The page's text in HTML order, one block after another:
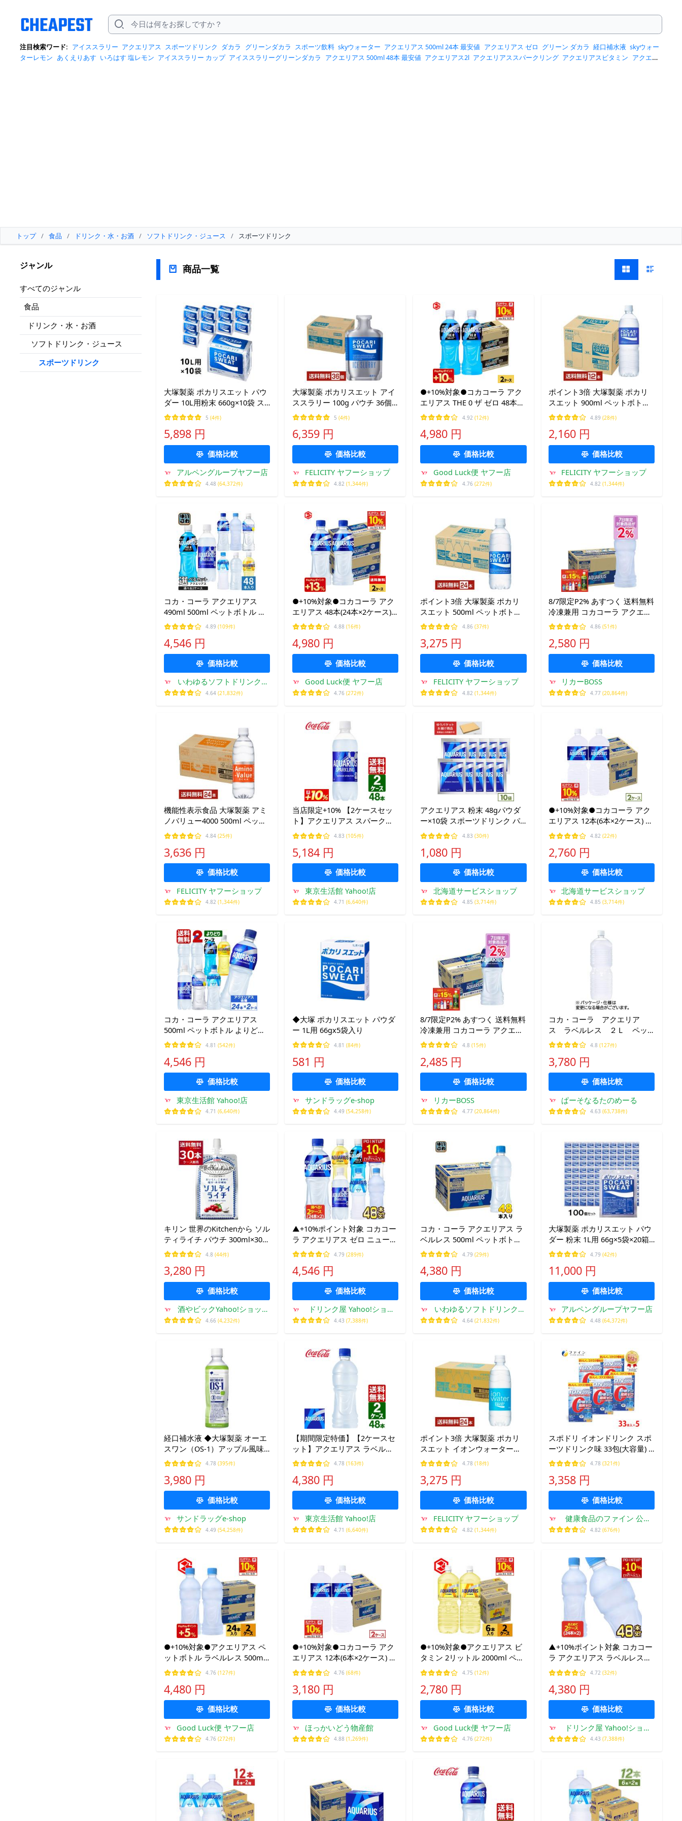
注目検索ワード: アイススラリー アクエリアス スポーツドリンク ダカラ グリーンダカラ スポーツ飲料 skyウォーター アクエリアス 500ml 24本 最安値 アクエリアス ゼロ グリーン ダカラ 経口補水液 skyウォー
ターレモン あくえりあす いろはす 塩レモン アイススラリー カップ アイススラリーグリーンダカラ アクエリアス 500ml 48本 最安値 アクエリアス2l アクエリアススパークリング アクエリアスビタミン アクエリ
トップ / 食品 / ドリンク・水・お酒 / ソフトドリンク・ジュース / スポーツドリンク
ジャンル
すべてのジャンル
食品
ドリンク・水・お酒
ソフトドリンク・ジュース
スポーツドリンク
商品一覧
大塚製薬 ポカリスエット パウ
ダー 10L用粉末 660g×10袋 ス
ポーツドリンク Otsuka
Pharmaceutical
5 (4件)
5,898 円
価格比較
アルペングループヤフー店
4.48 (64,372件)
大塚製薬 ポカリスエット アイ
ススラリー 100g パウチ 36個 1
ケース 送料無料
5 (4件)
6,359 円
価格比較
FELICITY ヤフーショップ
4.82 (1,344件)
●+10%対象●コカコーラ アク
エリアス THE 0 ザ ゼロ 48本
(24本×2ケース) 送料無料
500ml カロリーゼロ 糖類ゼロ
アミノ酸 爆買
4.92 (12件)
4,980 円
価格比較
Good Luck便 ヤフー店
4.76 (272件)
ポイント3倍 大塚製薬 ポカリ
スエット 900ml ペットボトル
12本 1ケース 送料無料
4.89 (28件)
2,160 円
価格比較
FELICITY ヤフーショップ
4.82 (1,344件)
コカ・コーラ アクエリアス
490ml 500ml ペットボトル 選
べる 48本 (24本×2) よりどり 栄
養機能食品 熱中症対策飲料
ザ・ゼロ カロリーゼロ ビタミ
ン
4.89 (109件)
4,546 円
価格比較
いわゆるソフトドリンクの
お店
4.64 (21,832件)
●+10%対象●コカコーラ アク
エリアス 48本(24本×2ケース)
送料無料 500ml スポーツドリ
ンク 水分補給 熱中症対策 クエ
ン酸 ミネラル 爆買
4.88 (16件)
4,980 円
価格比較
Good Luck便 ヤフー店
4.76 (272件)
ポイント3倍 大塚製薬 ポカリ
スエット 500ml ペットボトル
24本 1ケース 送料無料
4.86 (37件)
3,275 円
価格比較
FELICITY ヤフーショップ
4.82 (1,344件)
8/7限定P2% あすつく 送料無料
冷凍兼用 コカコーラ アクエリ
アス ラベルレス ペットボトル
500ml×1ケース/24本 熱中症対
策
4.86 (51件)
2,580 円
価格比較
リカーBOSS
4.77 (20,864件)
機能性表示食品 大塚製薬 アミ
ノバリュー4000 500ml ペット
ボトル 24本 1ケース 送料無料
4.84 (25件)
3,636 円
価格比較
FELICITY ヤフーショップ
4.82 (1,344件)
当店限定+10% 【2ケースセッ
ト】アクエリアス スパークリ
ング 490ml ペットボトル 1ケ
ース×24本入 送料無料 熱中症
対策 スポーツドリンク 暑さ対
策
4.83 (105件)
5,184 円
価格比較
東京生活館 Yahoo!店
4.71 (6,640件)
アクエリアス 粉末 48gパウダ
ー×10袋 スポーツドリンク パ
ウダー 熱中症 対策 送料無料
(ゆうパケット対象) ※他商品と
の同梱不可 爆買
4.83 (30件)
1,080 円
価格比較
北海道サービスショップ
4.85 (3,714件)
●+10%対象●コカコーラ アク
エリアス 12本(6本×2ケース) 送
料無料 2L 2000ml スポーツド
リンク 水分補給 熱中症対策 ク
エン酸 爆買
4.82 (22件)
2,760 円
価格比較
北海道サービスショップ
4.85 (3,714件)
コカ・コーラ アクエリアス
500ml ペットボトル よりどり
2ケース×24本入 送料無料 ゼロ
ラベルレス ビタミン スポーツ
ドリンク 熱中症対策 暑さ対策
水分補給
4.81 (542件)
4,546 円
価格比較
東京生活館 Yahoo!店
4.71 (6,640件)
◆大塚 ポカリスエット パウダ
ー 1L用 66gx5袋入り
4.81 (84件)
581 円
価格比較
サンドラッグe-shop
4.49 (54,258件)
8/7限定P2% あすつく 送料無料
冷凍兼用 コカコーラ アクエリ
アス 500ml×1ケース/24本 熱中
症対策 水分補給
4.8 (15件)
2,485 円
価格比較
リカーBOSS
4.77 (20,864件)
コカ・コーラ アクエリア
ス ラベルレス ２Ｌ ペッ
トボトル １セット（１６
本：８本×２ケース）
4.8 (127件)
3,780 円
価格比較
ぱーそなるたのめーる
4.63 (63,738件)
キリン 世界のKitchenから ソル
ティライチ パウチ 300ml×30本
(1ケース)
4.8 (44件)
3,280 円
価格比較
酒やビックYahoo!ショッピ
ング店
4.66 (4,232件)
▲+10%ポイント対象 コカコー
ラ アクエリアス ゼロ ニューウ
ォーター 500ml PET × 48本 [24
本×2箱] 選り取り 【2〜3営業
日以内に出荷】送料無料
4.79 (289件)
4,546 円
価格比較
ドリンク屋 Yahoo!ショッ
ピング店
4.43 (7,388件)
コカ・コーラ アクエリアス ラ
ベルレス 500ml ペットボトル
48本 (24本入×2 まとめ買い) ス
ポーツドリンク 熱中症対策 冷
凍兼用
4.79 (29件)
4,380 円
価格比較
いわゆるソフトドリンクの
お店
4.64(21,832件)
大塚製薬 ポカリスエット パウ
ダー 粉末 1L用 66g×5袋×20箱
スポーツドリンク 100袋セット
Otsuka Pharmaceutical
4.79 (42件)
11,000 円
価格比較
アルペングループヤフー店
4.48 (64,372件)
経口補水液 ◆大塚製薬 オーエ
スワン（OS‐1）アップル風味
500mlx24本
4.78 (395件)
3,980 円
価格比較
サンドラッグe-shop
4.49 (54,258件)
【期間限定特価】【2ケースセ
ット】アクエリアス ラベルレ
ス 500ml ペットボトル 1ケー
ス×24本入 送料無料 冷凍兼用
スポーツドリンク
4.78 (163件)
4,380 円
価格比較
東京生活館 Yahoo!店
4.71 (6,640件)
ポイント3倍 大塚製薬 ポカリ
スエット イオンウォーター
500ml ペットボトル 24本 1ケ
ース 送料無料
4.78 (18件)
3,275 円
価格比較
FELICITY ヤフーショップ
4.82 (1,344件)
スポドリ イオンドリンク スポ
ーツドリンク味 33包(大容量) 5
箱(165包入) 粉末 水筒 500ml
クエン酸 熱中症対策 スポーツ
水分補給 安い 通販限定 お徳用
4.78 (321件)
3,358 円
価格比較
健康食品のファイン 公式
Yahoo!店
4.82 (676件)
●+10%対象●アクエリアス ペ
ットボトル ラベルレス 500ml
24本 2箱 48本 スポーツドリン
ク 熱中症対策 冷凍兼用 爆買
4.76 (127件)
4,480 円
価格比較
Good Luck便 ヤフー店
4.76 (272件)
●+10%対象●コカコーラ アク
エリアス 12本(6本×2ケース) 送
料無料 2L 2000ml スポーツド
リンク 水分補給 熱中症 クエン
酸
4.76 (68件)
3,180 円
価格比較
ほっかいどう物産館
4.88 (1,269件)
●+10%対象●アクエリアス ビ
タミン 2リットル 2000ml ペッ
トボトル 6本 2箱 12本 スポー
ツドリンク 熱中症対策 爆買
4.75 (12件)
2,780 円
価格比較
Good Luck便 ヤフー店
4.76 (272件)
▲+10%ポイント対象 コカコー
ラ アクエリアス ラベルレス
500ml PET × 48本 24本×2箱
【2〜3営業日以内に出荷】送
料無料
4.72 (32件)
4,380 円
価格比較
ドリンク屋 Yahoo!ショッ
ピング店
4.43 (7,388件)